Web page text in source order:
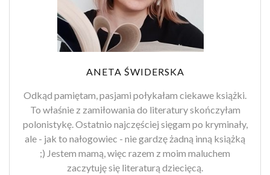
ANETA ŚWIDERSKA
Odkąd pamiętam, pasjami połykałam ciekawe książki.
To właśnie z zamiłowania do literatury skończyłam
polonistykę. Ostatnio najczęściej sięgam po kryminały,
ale - jak to nałogowiec - nie gardzę żadną inną książką
;) Jestem mamą, więc razem z moim maluchem
zaczytuję się literaturą dziecięcą.